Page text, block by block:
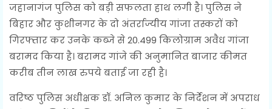
जहानागंज पुलिस को बड़ी सफलता हाथ लगी है। पुलिस ने
बिहार और कुशीनगर के दो अंतर्राज्यीय गांजा तस्करों को
गिरफ्तार कर उनके कब्जे से 20.499 किलोग्राम अवैध गांजा
बरामद किया है। बरामद गांजे की अनुमानित बाजार कीमत
करीब तीन लाख रुपये बताई जा रही है।
वरिष्ठ पुलिस अधीक्षक डॉ. अनिल कुमार के निर्देशन में अपराध